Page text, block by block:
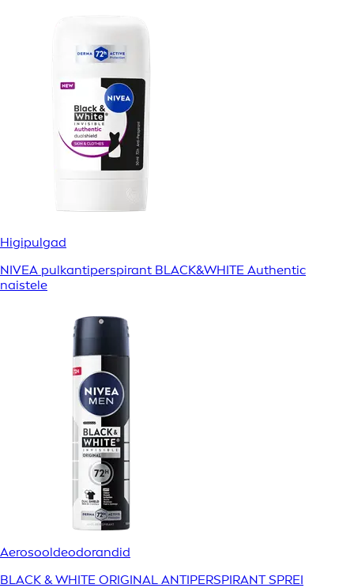
Higipulgad
NIVEA pulkantiperspirant BLACK&WHITE Authentic
naistele
Aerosooldeodorandid
BLACK & WHITE ORIGINAL ANTIPERSPIRANT SPREI